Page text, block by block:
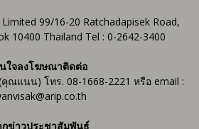
99/16-20 Ratchadapisek Road,
10400 Thailand Tel : 0-2642-3400
ใจลงโฆษณาติดต่อ
แนน) โทร. 08-1668-2221 หรือ email :
กข่าวประชาสัมพันธ์